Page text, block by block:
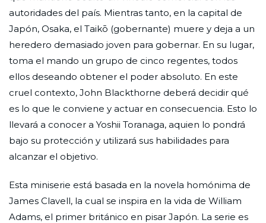
autoridades del país. Mientras tanto, en la capital de
Japón, Osaka, el Taikō (gobernante) muere y deja a un
heredero demasiado joven para gobernar. En su lugar,
toma el mando un grupo de cinco regentes, todos
ellos deseando obtener el poder absoluto. En este
cruel contexto, John Blackthorne deberá decidir qué
es lo que le conviene y actuar en consecuencia. Esto lo
llevará a conocer a Yoshii Toranaga, aquien lo pondrá
bajo su protección y utilizará sus habilidades para
alcanzar el objetivo.
Esta miniserie está basada en la novela homónima de
James Clavell, la cual se inspira en la vida de William
Adams, el primer británico en pisar Japón. La serie es